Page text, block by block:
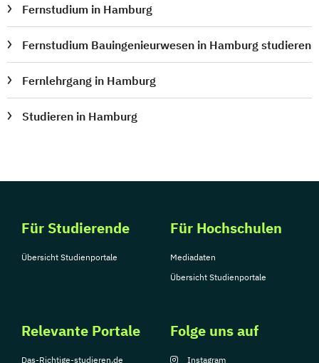
Fernstudium in Hamburg
Fernstudium Bauingenieurwesen in Hamburg studieren
Fernlehrgang in Hamburg
Studieren in Hamburg
Für Studierende
Übersicht Studienportale
Für Hochschulen
Mediadaten
Übersicht Studienportale
Relevante Portale
Das-Richtige-studieren.de
Folge uns auf
Instagram